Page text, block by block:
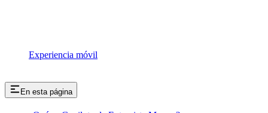
Experiencia móvil
En esta página